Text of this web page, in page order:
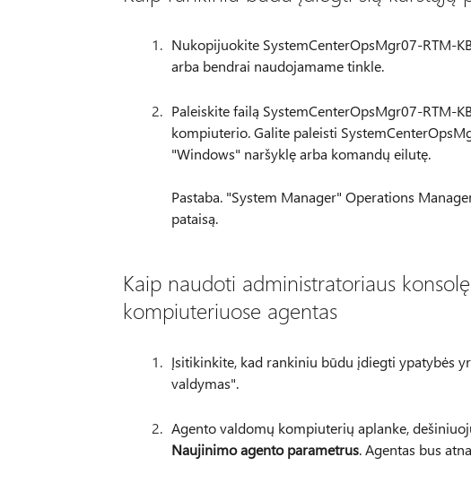
Nukopijuokite SystemCenterOpsMgr07-RTM-
arba bendrai naudojamame tinkle.
Paleiskite failą SystemCenterOpsMgr07-RTM-
kompiuterio. Galite paleisti
"Windows" naršyklę arba komandų eilutę.
Pastaba. "System Manager" Operations
pataisą.
Kaip naudoti administratoriaus
kompiuteriuose agentas
Įsitikinkite, kad rankiniu būdu įdiegti ypatybės
valdymas".
Agento valdomų kompiuterių aplanke,
Naujinimo agento parametrus. Agentas bus